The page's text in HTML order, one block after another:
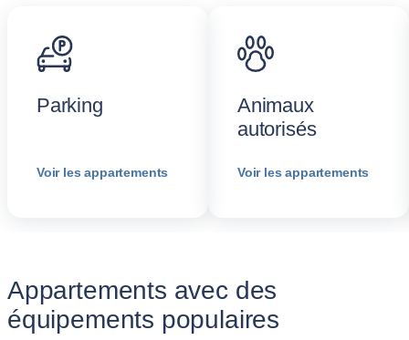
Parking
Voir les appartements
Animaux
autorisés
Voir les appartements
Appartements avec des
équipements populaires